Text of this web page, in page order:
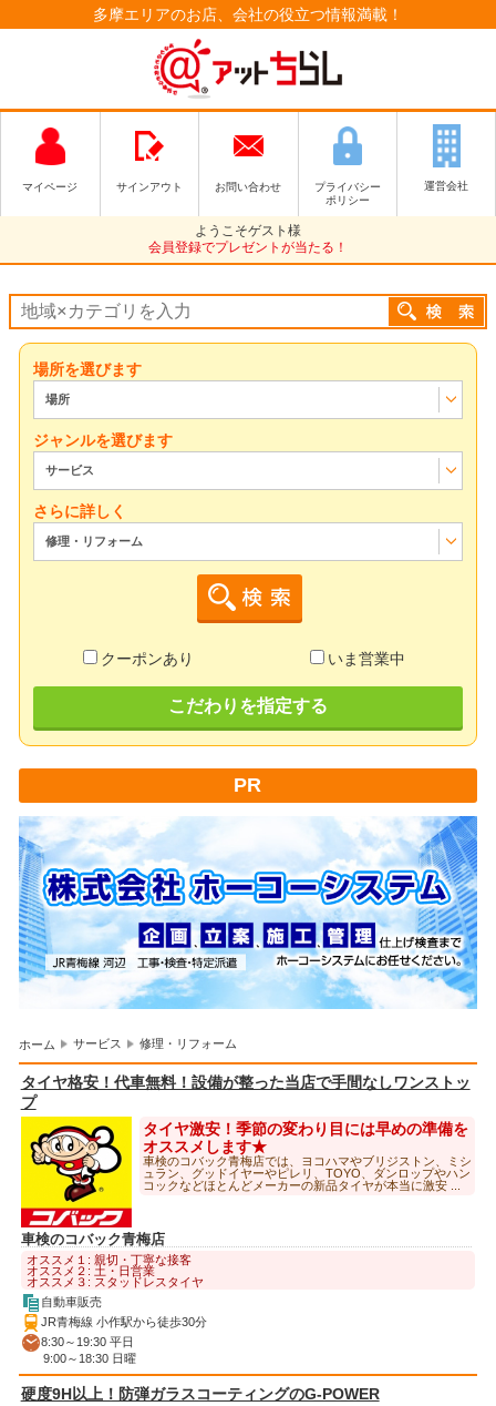
多摩エリアのお店、会社の役立つ情報満載！
マイページ サインアウト お問い合わせ
プライバシー
ポリシー
運営会社
ようこそゲスト様
会員登録でプレゼントが当たる！
場所を選びます
場所
ジャンルを選びます
サービス
さらに詳しく
修理・リフォーム
クーポンあり いま営業中
こだわりを指定する
PR
ホーム サービス 修理・リフォーム
タイヤ格安！代車無料！設備が整った当店で手間なしワンストッ
プ
タイヤ激安！季節の変わり目には早めの準備を
オススメします★
車検のコバック青梅店では、ヨコハマやブリジストン、ミシ
ュラン、グッドイヤーやピレリ、TOYO、ダンロップやハン
コックなどほとんどメーカーの新品タイヤが本当に激安 ...
車検のコバック青梅店
オススメ１: 親切・丁寧な接客
オススメ２: 土・日営業
オススメ３: スタッドレスタイヤ
自動車販売
JR青梅線 小作駅から徒歩30分
8:30～19:30 平日
9:00～18:30 日曜
硬度9H以上！防弾ガラスコーティングのG-POWER